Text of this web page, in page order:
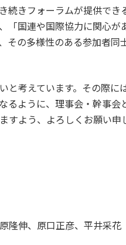
きフォーラムが提供で
国連や国際協力に関心
の多様性のある参加者
考えています。その際
ように、理事会・幹事
よう、よろしくお願い
隆伸、原口正彦、平井采花